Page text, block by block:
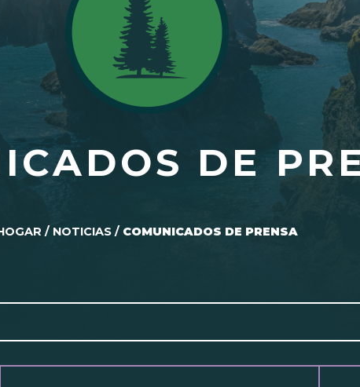
DE
/ NOTICIAS / COMUNICADOS DE PRENSA